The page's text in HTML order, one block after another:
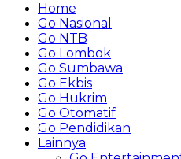
Home
Go Nasional
Go NTB
Go Lombok
Go Sumbawa
Go Ekbis
Go Hukrim
Go Otomatif
Go Pendidikan
Lainnya